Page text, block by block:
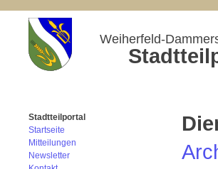
Weiherfeld-
Stadtteilportal
Startseite
Mitteilungen
Newsletter